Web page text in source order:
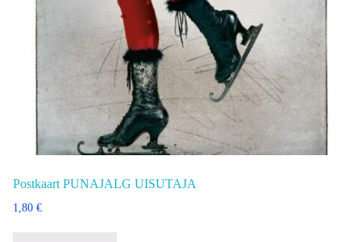
Postkaart PUNAJALG UISUTAJA
1,80 €